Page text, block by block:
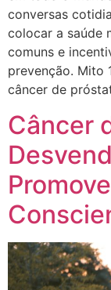
conversas
colocar a saúde
comuns e
prevenção. Mito
câncer de
Câncer